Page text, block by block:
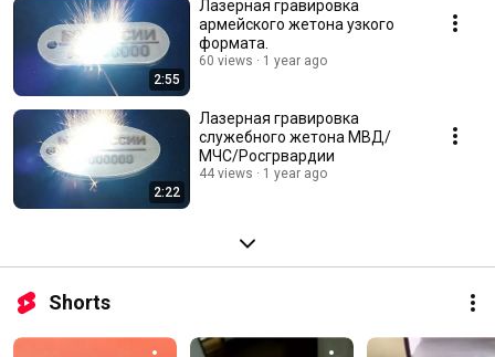
2:55
Лазерная гравировка
армейского жетона узкого
формата.
60 views 1 year ago
2:22
Лазерная гравировка
служебного жетона МВД/
МЧС/Росгрвардии
44 views 1 year ago
Shorts